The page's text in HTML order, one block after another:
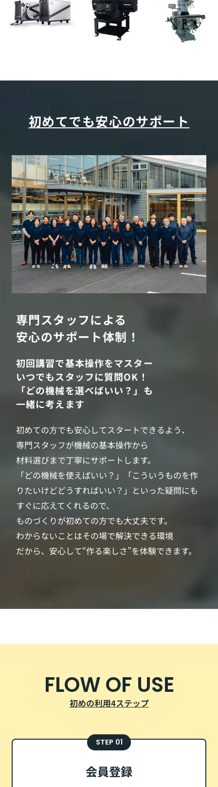
初めてでも安心のサポート
専門スタッフによる
安心のサポート体制！
初回講習で基本操作をマスター
いつでもスタッフに質問OK！
「どの機械を選べばいい？」も
一緒に考えます
初めての方でも安心してスタートできるよう、
専門スタッフが機械の基本操作から
材料選びまで丁寧にサポートします。
「どの機械を使えばいい？」「こういうものを作
りたいけどどうすればいい？」といった疑問にも
すぐに応えてくれるので、
ものづくりが初めての方でも大丈夫です。
わからないことはその場で解決できる環境
だから、安心して“作る楽しさ”を体験できます。
FLOW OF USE
初めの利用4ステップ
STEP 01
会員登録